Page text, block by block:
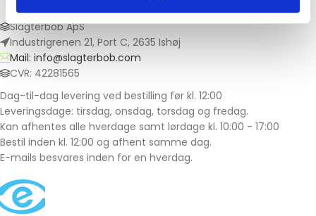
Slagterbob ApS
Industrigrenen 21, Port C, 2635 Ishøj
Mail: info@slagterbob.com
CVR: 42281565
Dag-til-dag levering ved bestilling før kl. 12:00
Leveringsdage: tirsdag, onsdag, torsdag og fredag.
Kan afhentes alle hverdage samt lørdage kl. 10:00 - 17:00
Bestil inden kl. 12:00 og afhent samme dag.
E-mails besvares inden for en hverdag.